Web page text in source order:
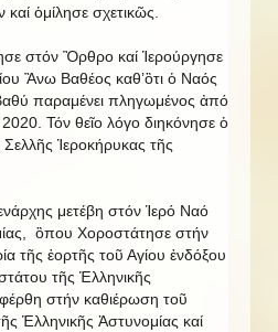
ὁμίλησε σχετικῶς.
στόν Ὂρθρο καί Ἱερούργησε
Ἂνω Βαθέος καθ’ὃτι ὁ Ναός
παραμένει πληγωμένος ἀπό
Τόν θεῖο λόγο διηκόνησε ὁ
Ἱεροκήρυκας τῆς
μετέβη στόν Ἱερό Ναό
ὃπου Χοροστάτησε στήν
τῆς ἑορτῆς τοῦ Αγίου ἐνδόξου
τῆς Ἑλληνικῆς
στήν καθιέρωση τοῦ
Ἑλληνικῆς Ἀστυνομίας καί